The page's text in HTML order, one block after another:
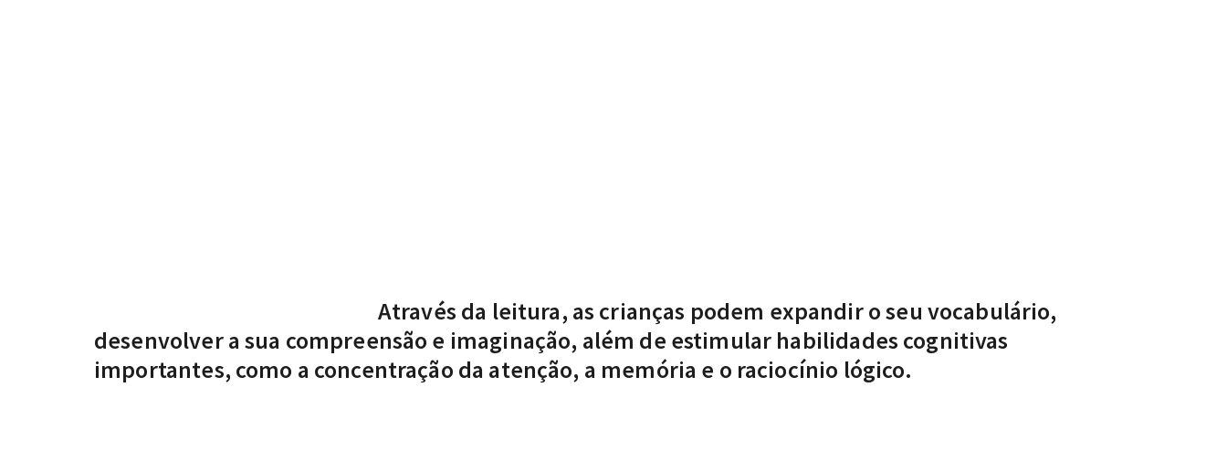
Através da leitura, as crianças podem expandir o seu vocabulário,
desenvolver a sua compreensão e imaginação, além de estimular habilidades cognitivas
importantes, como a concentração da atenção, a memória e o raciocínio lógico.